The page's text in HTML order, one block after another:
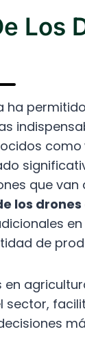
Los
ha
como
que
los
de
en
sector,